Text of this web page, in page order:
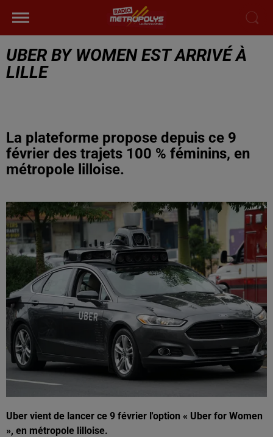
UBER BY WOMEN EST ARRIVÉ À
LILLE
La plateforme propose depuis ce 9
février des trajets 100 % féminins, en
métropole lilloise.
Uber vient de lancer ce 9 février l'option « Uber for Women
», en métropole lilloise.